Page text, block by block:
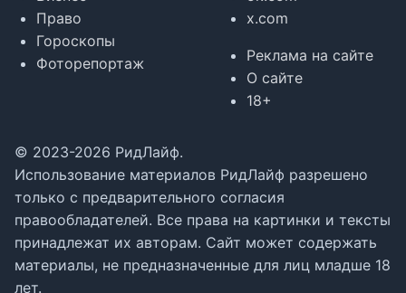
Право
Гороскопы
Фоторепортаж
x.com
Реклама на сайте
О сайте
18+
© 2023-2026 РидЛайф.
Использование материалов РидЛайф разрешено
только с предварительного согласия
правообладателей. Все права на картинки и тексты
принадлежат их авторам. Сайт может содержать
материалы, не предназначенные для лиц младше 18
лет.